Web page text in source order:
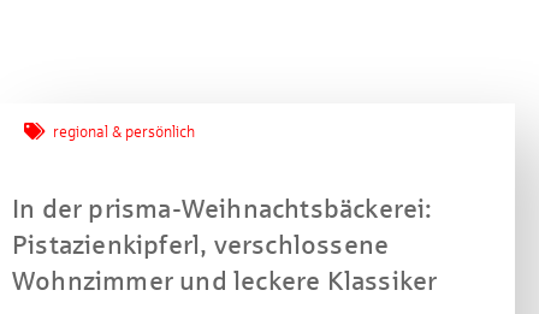
regional & persönlich
In der prisma-Weihnachtsbäckerei:
Pistazienkipferl, verschlossene
Wohnzimmer und leckere Klassiker
Machen Sie mit bei unserem Gewinnspiel! Bis 31.
Dezember 2021 verlosen wir 10 Gutscheine des
Treffpunkt Gold der Kreissparkasse Göppingen im Wert